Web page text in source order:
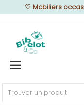
♡ Mobiliers
Home